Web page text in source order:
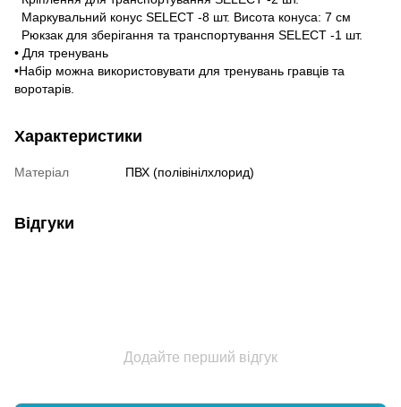
Маркувальний конус SELECT -8 шт. Висота конуса: 7 см
Рюкзак для зберігання та транспортування SELECT -1 шт.
• Для тренувань
•Набір можна використовувати для тренувань гравців та
воротарів.
Характеристики
Матеріал ПВХ (полівінілхлорид)
Відгуки
Додайте перший відгук